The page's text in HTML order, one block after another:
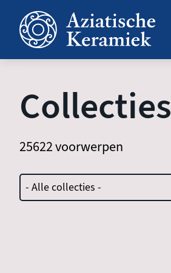
Overslaan
naar
Collecties
25622 voorwerpen